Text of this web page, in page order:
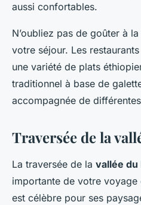
aussi confortables.
N’oubliez pas de goûter à
votre séjour. Les
une variété de plats
traditionnel à base de
accompagnée de
Traversée de la
La traversée de la vallée du
importante de votre
est célèbre pour ses